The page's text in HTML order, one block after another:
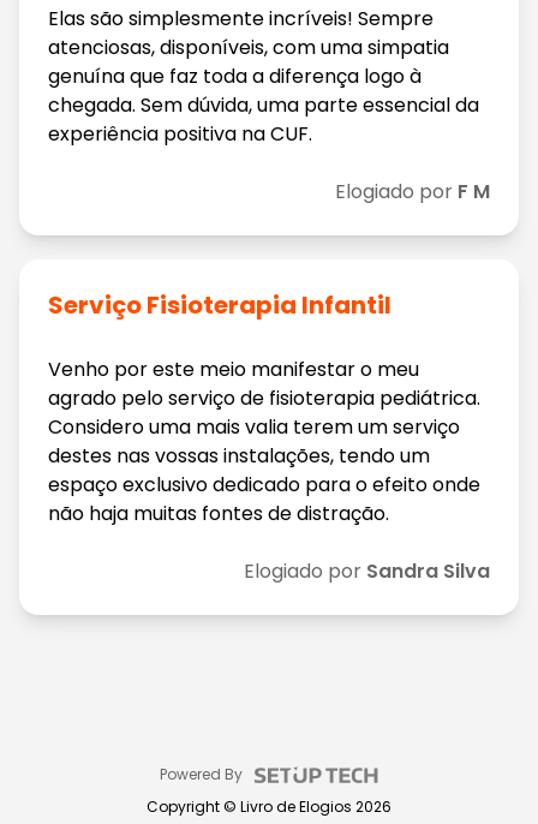
Elas são simplesmente incríveis! Sempre
atenciosas, disponíveis, com uma simpatia
genuína que faz toda a diferença logo à
chegada. Sem dúvida, uma parte essencial da
experiência positiva na CUF.
Elogiado por F M
Serviço Fisioterapia Infantil
Venho por este meio manifestar o meu
agrado pelo serviço de fisioterapia pediátrica.
Considero uma mais valia terem um serviço
destes nas vossas instalações, tendo um
espaço exclusivo dedicado para o efeito onde
não haja muitas fontes de distração.
Elogiado por Sandra Silva
Powered By
Copyright © Livro de Elogios 2026